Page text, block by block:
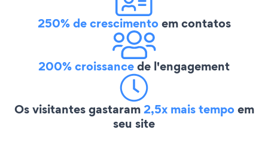
250% de crescimentoem contatos
200% croissancede l'engagement
Os visitantes gastaram2,5x mais tempoem
seu site